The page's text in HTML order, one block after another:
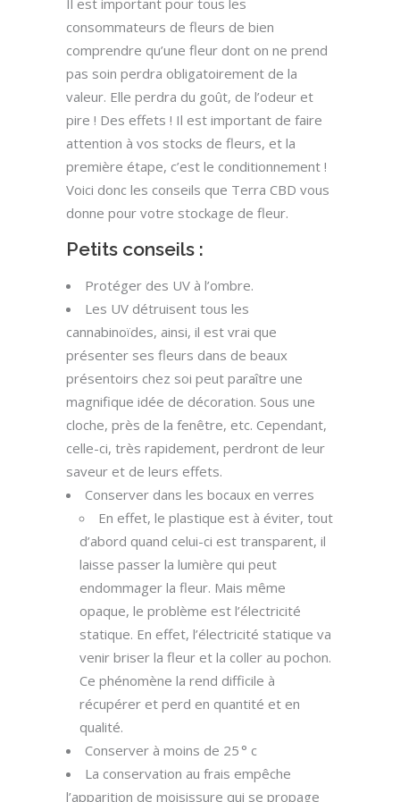
consommateurs de fleurs de bien
comprendre qu’une fleur dont on ne prend
pas soin perdra obligatoirement de la
valeur. Elle perdra du goût, de l’odeur et
pire ! Des effets ! Il est important de faire
attention à vos stocks de fleurs, et la
première étape, c’est le conditionnement !
Voici donc les conseils que Terra CBD vous
donne pour votre stockage de fleur.
Petits conseils :
Protéger des UV à l’ombre.
Les UV détruisent tous les
cannabinoïdes, ainsi, il est vrai que
présenter ses fleurs dans de beaux
présentoirs chez soi peut paraître une
magnifique idée de décoration. Sous une
cloche, près de la fenêtre, etc. Cependant,
celle-ci, très rapidement, perdront de leur
saveur et de leurs effets.
Conserver dans les bocaux en verres
En effet, le plastique est à éviter, tout
d’abord quand celui-ci est transparent, il
laisse passer la lumière qui peut
endommager la fleur. Mais même
opaque, le problème est l’électricité
statique. En effet, l’électricité statique va
venir briser la fleur et la coller au pochon.
Ce phénomène la rend difficile à
récupérer et perd en quantité et en
qualité.
Conserver à moins de 25 ° c
La conservation au frais empêche
l’apparition de moisissure qui se propage